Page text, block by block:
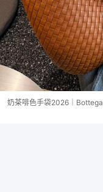
奶茶啡色手袋2026｜